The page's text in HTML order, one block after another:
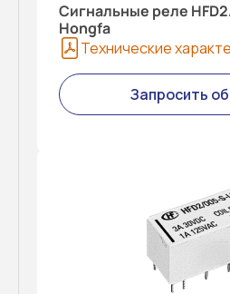
Сигнальные реле
Hongfa
Технические
Запросить